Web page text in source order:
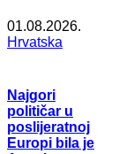
01.08.2026.
Hrvatska
Najgori
političar u
poslijeratnoj
Europi bila je